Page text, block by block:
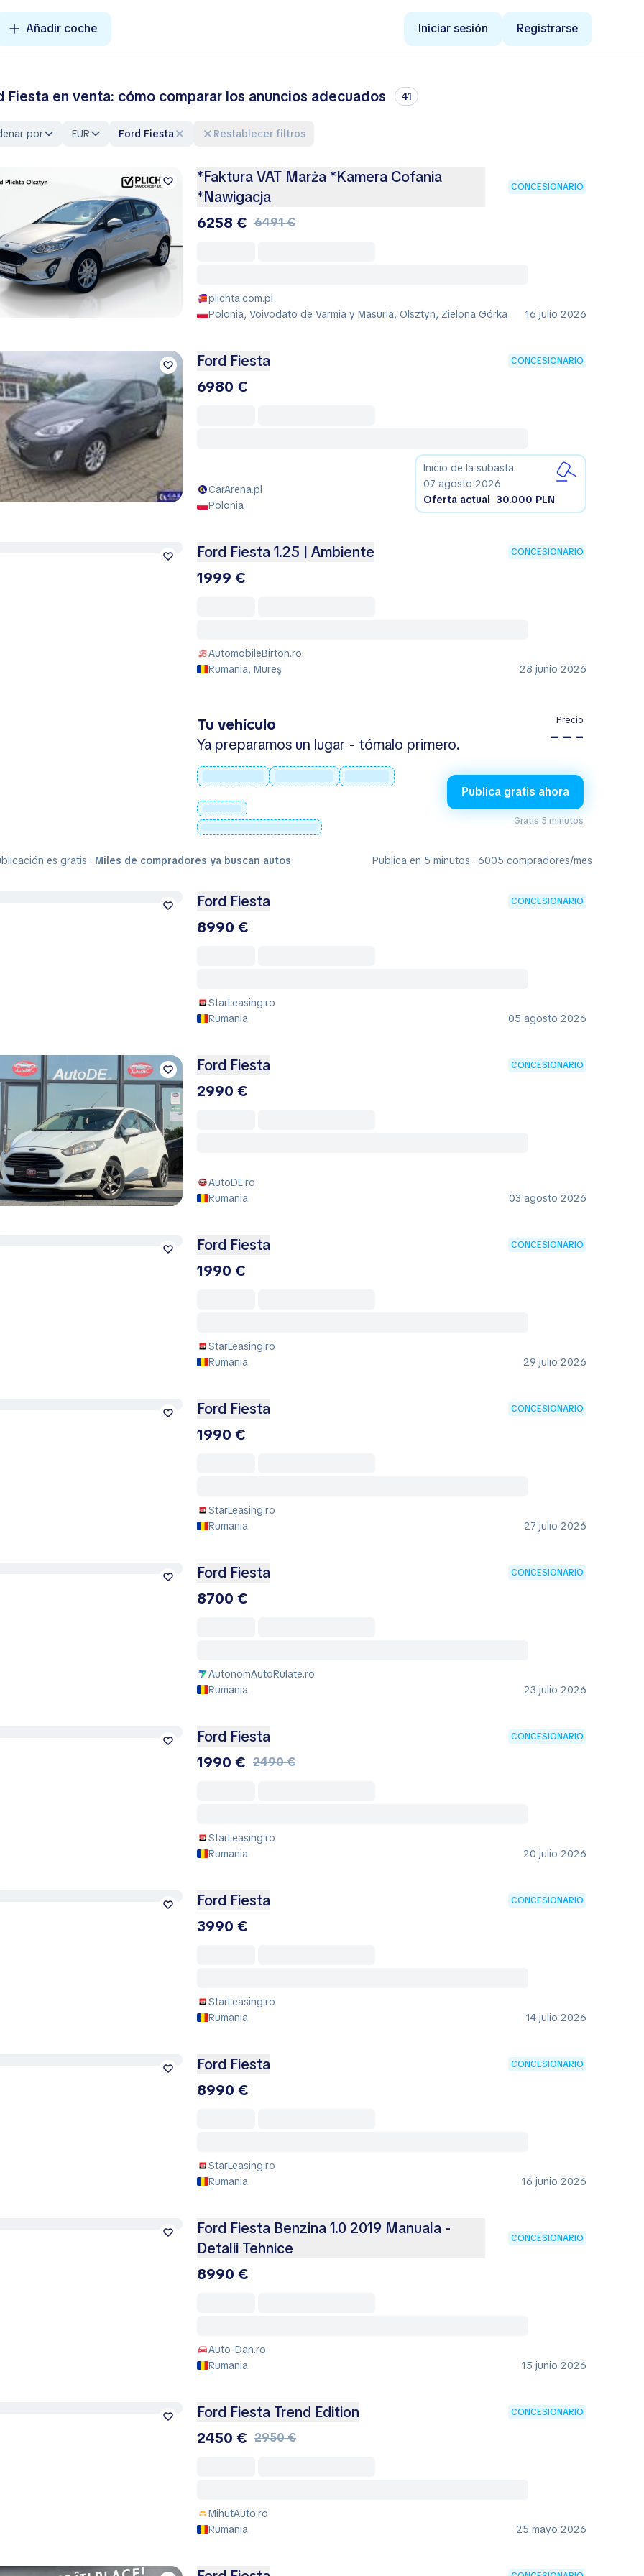
Añadir coche Iniciar sesión Registrarse
Fiesta en venta: cómo comparar los anuncios adecuados 41
por EUR Ford Fiesta Restablecer filtros
*Faktura VAT Marża *Kamera Cofania
*Nawigacja
CONCESIONARIO
6258 € 6491 €
plichta.com.pl
Polonia, Voivodato de Varmia y Masuria, Olsztyn, Zielona Górka
16 julio 2026
Ford Fiesta CONCESIONARIO
6980 €
CarArena.pl
Polonia
Inicio de la subasta
07 agosto 2026
Oferta actual 30.000 PLN
Ford Fiesta 1.25 | Ambiente CONCESIONARIO
1999 €
AutomobileBirton.ro
Rumania, Mureș
28 junio 2026
Tu vehículo
Ya preparamos un lugar - tómalo primero.
Precio
– – –
Publica gratis ahora
Gratis·5 minutos
es gratis · Miles de compradores ya buscan autos Publica en 5 minutos · 6005 compradores/mes
Ford Fiesta CONCESIONARIO
8990 €
StarLeasing.ro
Rumania
05 agosto 2026
Ford Fiesta CONCESIONARIO
2990 €
AutoDE.ro
Rumania
03 agosto 2026
Ford Fiesta CONCESIONARIO
1990 €
StarLeasing.ro
Rumania
29 julio 2026
Ford Fiesta CONCESIONARIO
1990 €
StarLeasing.ro
Rumania
27 julio 2026
Ford Fiesta CONCESIONARIO
8700 €
AutonomAutoRulate.ro
Rumania
23 julio 2026
Ford Fiesta CONCESIONARIO
1990 € 2490 €
StarLeasing.ro
Rumania
20 julio 2026
Ford Fiesta CONCESIONARIO
3990 €
StarLeasing.ro
Rumania
14 julio 2026
Ford Fiesta CONCESIONARIO
8990 €
StarLeasing.ro
Rumania
16 junio 2026
Ford Fiesta Benzina 1.0 2019 Manuala -
Detalii Tehnice
CONCESIONARIO
8990 €
Auto-Dan.ro
Rumania
15 junio 2026
Ford Fiesta Trend Edition CONCESIONARIO
2450 € 2950 €
MihutAuto.ro
Rumania
25 mayo 2026